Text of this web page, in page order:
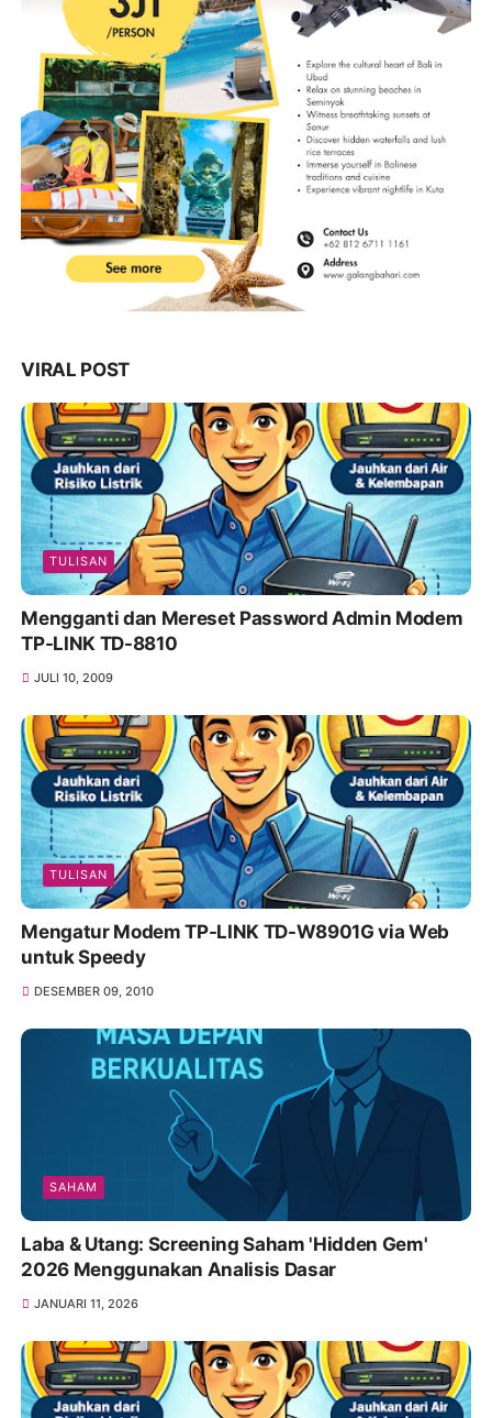
VIRAL POST
TULISAN
Mengganti dan Mereset Password Admin Modem
TP-LINK TD-8810
JULI 10, 2009
TULISAN
Mengatur Modem TP-LINK TD-W8901G via Web
untuk Speedy
DESEMBER 09, 2010
SAHAM
Laba & Utang: Screening Saham 'Hidden Gem'
2026 Menggunakan Analisis Dasar
JANUARI 11, 2026